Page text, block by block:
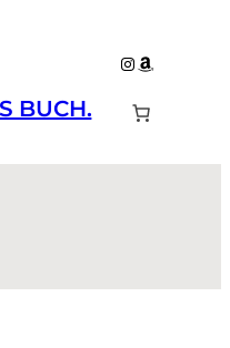
BUCH.
Instagram
Amazon